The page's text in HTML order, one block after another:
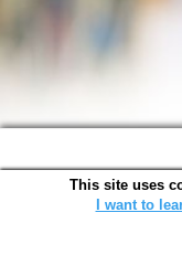
This site uses
I want to